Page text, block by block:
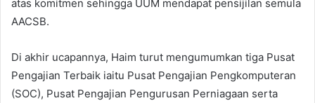
atas komitmen sehingga UUM mendapat pensijilan semula
AACSB.
Di akhir ucapannya, Haim turut mengumumkan tiga Pusat
Pengajian Terbaik iaitu Pusat Pengajian Pengkomputeran
(SOC), Pusat Pengajian Pengurusan Perniagaan serta